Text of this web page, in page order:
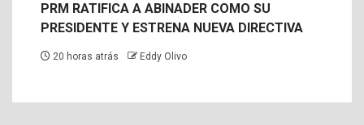
PRM RATIFICA A ABINADER COMO SU
PRESIDENTE Y ESTRENA NUEVA DIRECTIVA
20 horas atrás Eddy Olivo